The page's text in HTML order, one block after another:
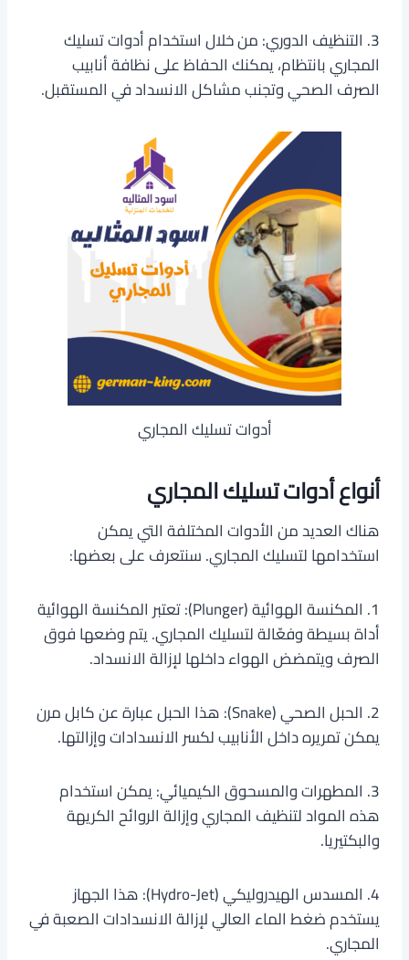
3. التنظيف الدوري: من خلال استخدام أدوات تسليك
المجاري بانتظام، يمكنك الحفاظ على نظافة أنابيب
الصرف الصحي وتجنب مشاكل الانسداد في المستقبل.
أدوات تسليك المجاري
أنواع أدوات تسليك المجاري
هناك العديد من الأدوات المختلفة التي يمكن
استخدامها لتسليك المجاري. سنتعرف على بعضها:
1. المكنسة الهوائية (Plunger): تعتبر المكنسة الهوائية
أداة بسيطة وفعّالة لتسليك المجاري. يتم وضعها فوق
الصرف ويتمضض الهواء داخلها لإزالة الانسداد.
2. الحبل الصحي (Snake): هذا الحبل عبارة عن كابل مرن
يمكن تمريره داخل الأنابيب لكسر الانسدادات وإزالتها.
3. المطهرات والمسحوق الكيميائي: يمكن استخدام
هذه المواد لتنظيف المجاري وإزالة الروائح الكريهة
والبكتيريا.
4. المسدس الهيدروليكي (Hydro-Jet): هذا الجهاز
يستخدم ضغط الماء العالي لإزالة الانسدادات الصعبة في
المجاري.